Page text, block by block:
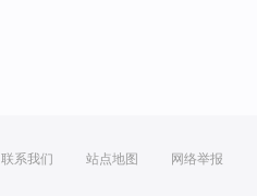
联系我们 站点地图 网络举报